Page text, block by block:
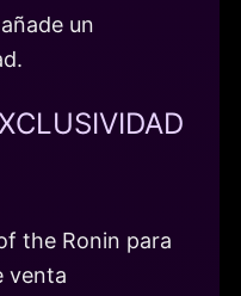
un
the Ronin para
venta